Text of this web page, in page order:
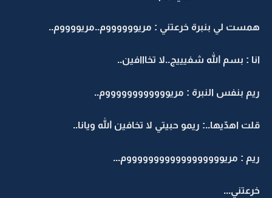
همست لي بنبرة خرعتني : مريووووووم..مريووووم..
انا : بسم الله شفيييج..لا تخااافين..
ريم بنفس النبرة : مريووووووووووووم..
قلت اهدّيها..: ريمو حبيتي لا تخافين الله ويانا..
ريم : مريووووووووووووووووووم...
خرعتني...